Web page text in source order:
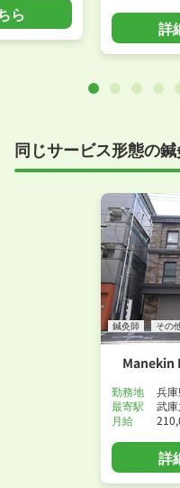
ら
詳
同じサービス形態の
鍼灸師 その
Manekin
勤務地
兵
最寄駅
武
月給
詳